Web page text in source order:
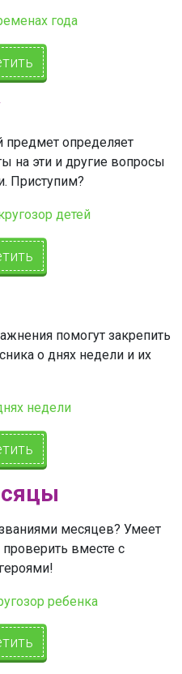
предмет определяет
на эти и другие вопросы
Приступим?
помогут закрепить
о днях недели и их
месяцев? Умеет
вместе с